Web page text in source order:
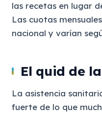
las recetas en lugar
Las cuotas
nacional y varían
El quid de
La asistencia
fuerte de lo que